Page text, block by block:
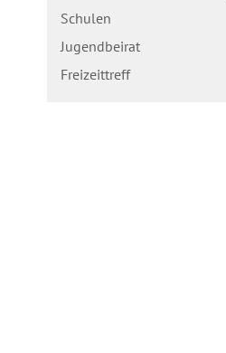
Schulen
Jugendbeirat
Freizeittreff